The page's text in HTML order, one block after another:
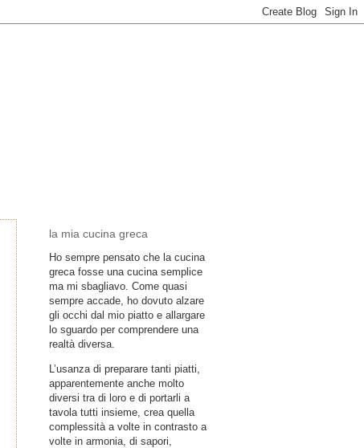
la mia cucina greca
Ho sempre pensato che la cucina
greca fosse una cucina semplice
ma mi sbagliavo. Come quasi
sempre accade, ho dovuto alzare
gli occhi dal mio piatto e allargare
lo sguardo per comprendere una
realtà diversa.
L’usanza di preparare tanti piatti,
apparentemente anche molto
diversi tra di loro e di portarli a
tavola tutti insieme, crea quella
complessità a volte in contrasto a
volte in armonia, di sapori,